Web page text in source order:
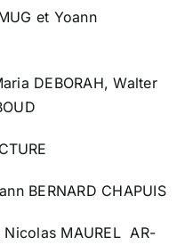
et Yoann
DEBORAH, Walter
BERNARD CHAPUIS
Nicolas MAUREL AR-